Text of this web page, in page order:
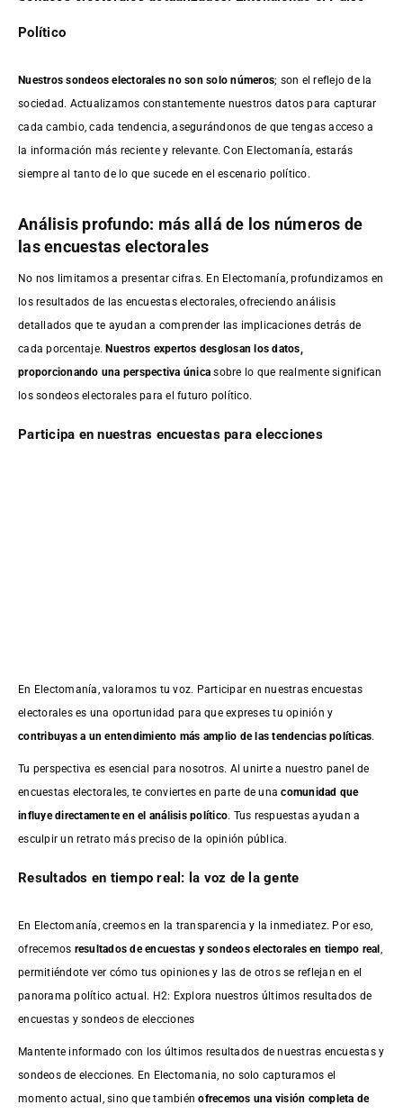
Político
Nuestros sondeos electorales no son solo números; son el reflejo de la
sociedad. Actualizamos constantemente nuestros datos para capturar
cada cambio, cada tendencia, asegurándonos de que tengas acceso a
la información más reciente y relevante. Con Electomanía, estarás
siempre al tanto de lo que sucede en el escenario político.
Análisis profundo: más allá de los números de
las encuestas electorales
No nos limitamos a presentar cifras. En Electomanía, profundizamos en
los resultados de las encuestas electorales, ofreciendo análisis
detallados que te ayudan a comprender las implicaciones detrás de
cada porcentaje.Nuestros expertos desglosan los datos,
proporcionando una perspectiva única sobre lo que realmente significan
los sondeos electorales para el futuro político.
Participa en nuestras encuestas para elecciones
En Electomanía, valoramos tu voz. Participar en nuestras encuestas
electorales es una oportunidad para que expreses tu opinión y
contribuyas a un entendimiento más amplio de las tendencias políticas.
Tu perspectiva es esencial para nosotros. Al unirte a nuestro panel de
encuestas electorales, te conviertes en parte de unacomunidad que
influye directamente en el análisis político. Tus respuestas ayudan a
esculpir un retrato más preciso de la opinión pública.
Resultados en tiempo real: la voz de la gente
En Electomanía, creemos en la transparencia y la inmediatez. Por eso,
ofrecemos resultados deencuestas y sondeos electorales en tiempo real
permitiéndote ver cómo tus opiniones y las de otros se reflejan en el
panorama político actual. H2: Explora nuestros últimos resultados de
encuestas y sondeos de elecciones
Mantente informado con los últimos resultados de nuestras encuestasy
sondeos de elecciones. En Electomania, no solo capturamos el
momento actual, sino que tambiénofrecemos una visión completa de